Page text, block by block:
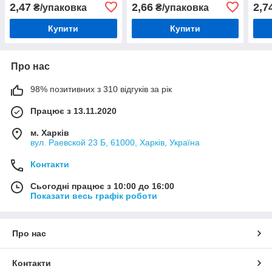
2,47 ₴/упаковка
Купити
2,66₴/упаковка
Купити
Про нас
98% позитивних з 310 відгуків за рік
Працює з 13.11.2020
м. Харків
вул. Раевской 23 Б, 61000, Харків, Україна
Контакти
Сьогодні працює з 10:00 до 16:00
Показати весь графік роботи
Про нас
Контакти